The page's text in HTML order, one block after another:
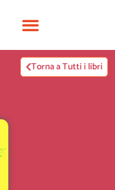
Torna a Tutti i libri